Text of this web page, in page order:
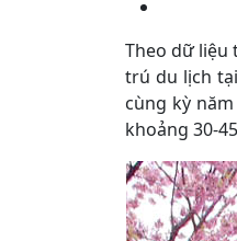
Theo dữ liệu
trú du lịch
cùng kỳ
khoảng 30-